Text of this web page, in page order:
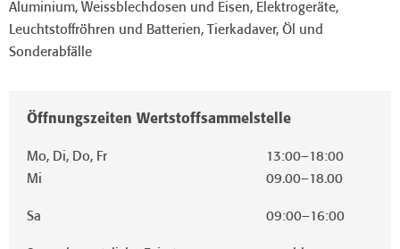
Aluminium, Weissblechdosen und Eisen, Elektrogeräte,
Leuchtstoffröhren und Batterien, Tierkadaver, Öl und
Sonderabfälle
Öffnungszeiten Wertstoffsammelstelle
Mo, Di, Do, Fr
Mi
13:00–18:00
09.00–18.00
Sa 09:00–16:00